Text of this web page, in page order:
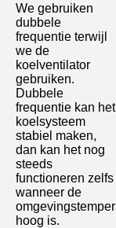
We gebruiken
dubbele
frequentie terwijl
we de
koelventilator
gebruiken.
Dubbele
frequentie kan het
koelsysteem
stabiel maken,
dan kan het nog
steeds
functioneren zelfs
wanneer de
hoog is.